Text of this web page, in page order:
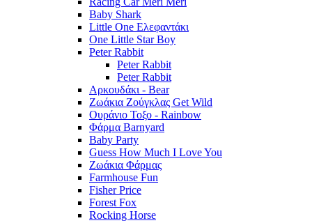
Baby Shark
Little One Ελεφαντάκι
One Little Star Boy
Peter Rabbit
Peter Rabbit
Peter Rabbit
Αρκουδάκι - Bear
Ζωάκια Ζούγκλας Get Wild
Ουράνιο Τοξο - Rainbow
Φάρμα Barnyard
Baby Party
Guess How Much I Love You
Ζωάκια Φάρμας
Farmhouse Fun
Fisher Price
Forest Fox
Rocking Horse